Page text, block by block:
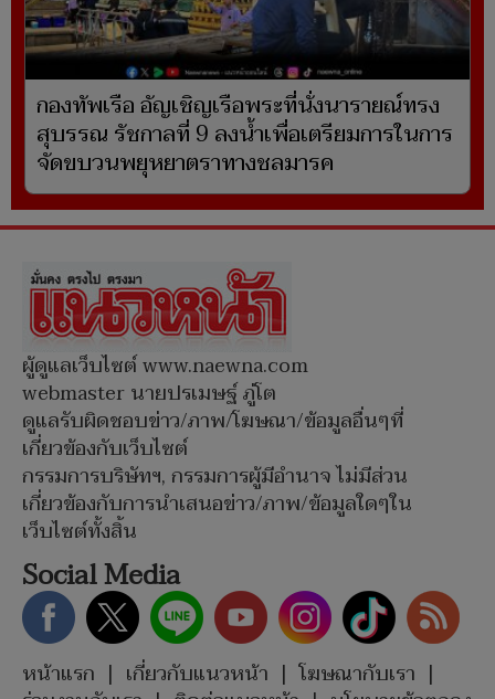
กองทัพเรือ อัญเชิญเรือพระที่นั่งนารายณ์ทรง
สุบรรณ รัชกาลที่ 9 ลงน้ำเพื่อเตรียมการในการ
จัดขบวนพยุหยาตราทางชลมารค
ผู้ดูแลเว็บไซต์ www.naewna.com
webmaster นายปรเมษฐ์ ภู่โต
ดูแลรับผิดชอบข่าว/ภาพ/โฆษณา/ข้อมูลอื่นๆที่
เกี่ยวข้องกับเว็บไซต์
กรรมการบริษัทฯ, กรรมการผู้มีอำนาจ ไม่มีส่วน
เกี่ยวข้องกับการนำเสนอข่าว/ภาพ/ข้อมูลใดๆใน
เว็บไซต์ทั้งสิ้น
Social Media
หน้าแรก | เกี่ยวกับแนวหน้า | โฆษณากับเรา |